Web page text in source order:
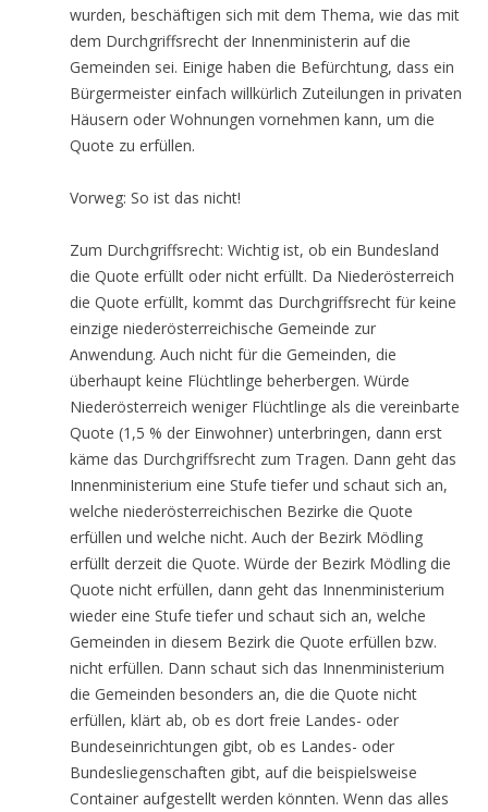
wurden, beschäftigen sich mit dem Thema, wie das mit
dem Durchgriffsrecht der Innenministerin auf die
Gemeinden sei. Einige haben die Befürchtung, dass ein
Bürgermeister einfach willkürlich Zuteilungen in privaten
Häusern oder Wohnungen vornehmen kann, um die
Quote zu erfüllen.
Vorweg: So ist das nicht!
Zum Durchgriffsrecht: Wichtig ist, ob ein Bundesland
die Quote erfüllt oder nicht erfüllt. Da Niederösterreich
die Quote erfüllt, kommt das Durchgriffsrecht für keine
einzige niederösterreichische Gemeinde zur
Anwendung. Auch nicht für die Gemeinden, die
überhaupt keine Flüchtlinge beherbergen. Würde
Niederösterreich weniger Flüchtlinge als die vereinbarte
Quote (1,5 % der Einwohner) unterbringen, dann erst
käme das Durchgriffsrecht zum Tragen. Dann geht das
Innenministerium eine Stufe tiefer und schaut sich an,
welche niederösterreichischen Bezirke die Quote
erfüllen und welche nicht. Auch der Bezirk Mödling
erfüllt derzeit die Quote. Würde der Bezirk Mödling die
Quote nicht erfüllen, dann geht das Innenministerium
wieder eine Stufe tiefer und schaut sich an, welche
Gemeinden in diesem Bezirk die Quote erfüllen bzw.
nicht erfüllen. Dann schaut sich das Innenministerium
die Gemeinden besonders an, die die Quote nicht
erfüllen, klärt ab, ob es dort freie Landes- oder
Bundeseinrichtungen gibt, ob es Landes- oder
Bundesliegenschaften gibt, auf die beispielsweise
Container aufgestellt werden könnten. Wenn das alles